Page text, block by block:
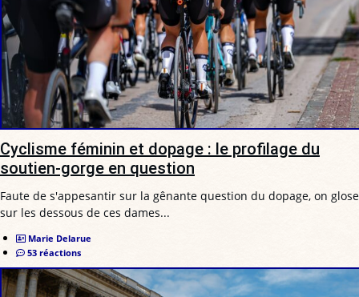
Cyclisme féminin et dopage : le profilage du
soutien-gorge en question
Faute de s'appesantir sur la gênante question du dopage, on glose
sur les dessous de ces dames...
Marie Delarue
53 réactions